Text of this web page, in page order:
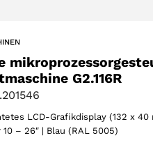
G2.116R
LCD-Grafikdisplay (132 x 40
– 26″ | Blau (RAL 5005)